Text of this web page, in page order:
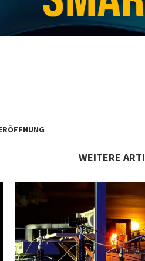
WEITERE